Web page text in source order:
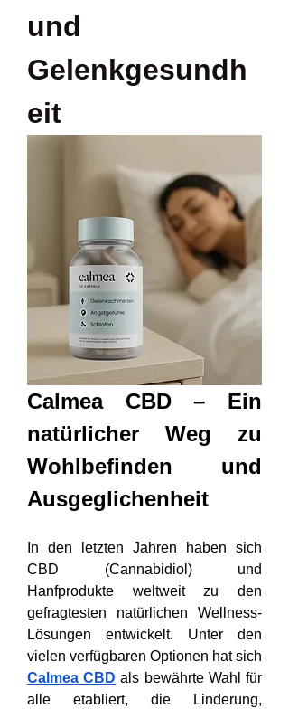
und
Gelenkgesundh
eit
Calmea CBD – Ein
natürlicher Weg zu
Wohlbefinden und
Ausgeglichenheit
In den letzten Jahren haben sich
CBD (Cannabidiol) und
Hanfprodukte weltweit zu den
gefragtesten natürlichen Wellness-
Lösungen entwickelt. Unter den
Calmea CBD als bewährte Wahl für
alle etabliert, die Linderung,